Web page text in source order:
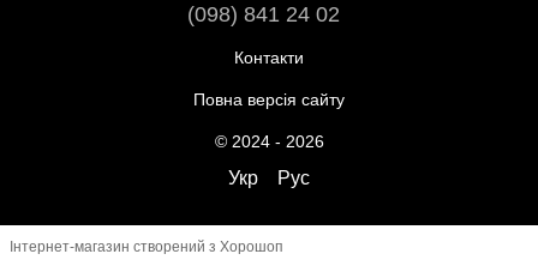
(098) 841 24 02
Контакти
Повна версія сайту
© 2024 - 2026
Укр Рус
Інтернет-магазин створений з Хорошоп